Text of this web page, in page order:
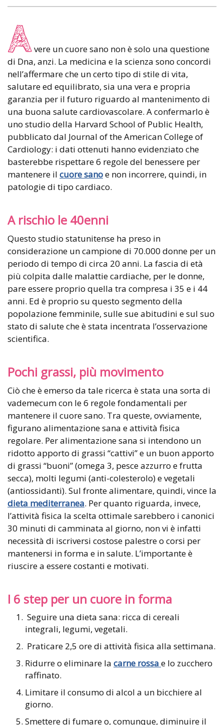
A vere un cuore sano non è solo una questione
di Dna, anzi. La medicina e la scienza sono concordi
nell’affermare che un certo tipo di stile di vita,
salutare ed equilibrato, sia una vera e propria
garanzia per il futuro riguardo al mantenimento di
una buona salute cardiovascolare. A confermarlo è
uno studio della Harvard School of Public Health,
pubblicato dal Journal of the American College of
Cardiology: i dati ottenuti hanno evidenziato che
basterebbe rispettare 6 regole del benessere per
mantenere il cuore sanoe non incorrere, quindi, in
patologie di tipo cardiaco.
A rischio le 40enni
Questo studio statunitense ha preso in
considerazione un campione di 70.000 donne per un
periodo di tempo di circa 20 anni. La fascia di età
più colpita dalle malattie cardiache, per le donne,
pare essere proprio quella tra compresa i 35 e i 44
anni. Ed è proprio su questo segmento della
popolazione femminile, sulle sue abitudini e sul suo
stato di salute che è stata incentrata l’osservazione
scientifica.
Pochi grassi, più movimento
Ciò che è emerso da tale ricerca è stata una sorta di
vademecum con le 6 regole fondamentali per
mantenere il cuore sano. Tra queste, ovviamente,
figurano alimentazione sana e attività fisica
regolare. Per alimentazione sana si intendono un
ridotto apporto di grassi “cattivi” e un buon apporto
di grassi “buoni” (omega 3, pesce azzurro e frutta
secca), molti legumi (anti-colesterolo) e vegetali
(antiossidanti). Sul fronte alimentare, quindi, vince la
dieta mediterranea. Per quanto riguarda, invece,
l’attività fisica la scelta ottimale sarebbero i canonici
30 minuti di camminata al giorno, non vi è infatti
necessità di iscriversi costose palestre o corsi per
mantenersi in forma e in salute. L’importante è
riuscire a essere costanti e motivati.
I 6 step per un cuore in forma
Seguire una dieta sana: ricca di cereali
integrali, legumi, vegetali.
Praticare 2,5 ore di attività fisica alla settimana.
Ridurre o eliminare la carne rossa e lo zucchero
raffinato.
Limitare il consumo di alcol a un bicchiere al
giorno.
Smettere di fumare o, comunque, diminuire il